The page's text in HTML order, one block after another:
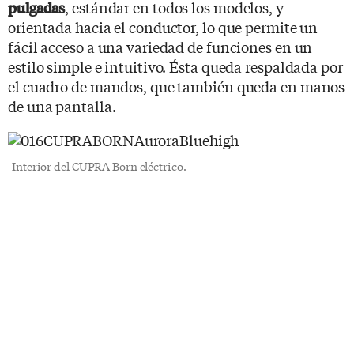
pulgadas, estándar en todos los modelos, y
orientada hacia el conductor, lo que permite un
fácil acceso a una variedad de funciones en un
estilo simple e intuitivo. Ésta queda respaldada por
el cuadro de mandos, que también queda en manos
de una pantalla.
Interior del CUPRA Born eléctrico.